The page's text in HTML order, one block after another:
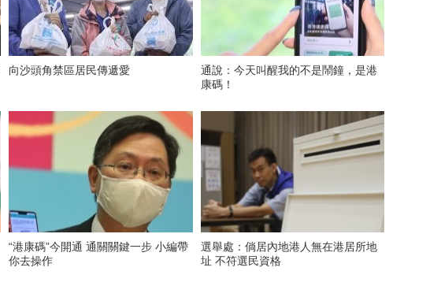
向沙頭角禁區居民傳遞愛
通說：今天叫醒我的不是鬧鐘，是港
康碼！
“港康碼”今開通 通關關鍵一步 小編帶
你去操作
選舉處：倘居內地港人無在港居所地
址 不符選民資格